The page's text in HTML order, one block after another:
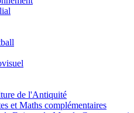
de l'Antiquité
et Maths complémentaires